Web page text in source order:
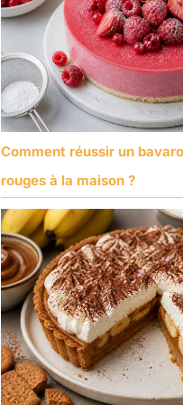
Comment réussir un
rouges à la maison ?